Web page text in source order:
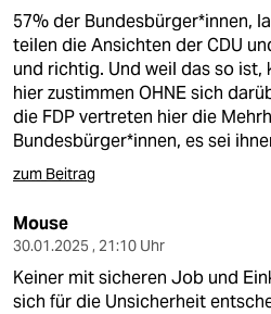
57% der Bundesbürger*innen,
teilen die Ansichten der CDU
und richtig. Und weil das so ist,
hier zustimmen OHNE sich
die FDP vertreten hier die
Bundesbürger*innen, es sei
zum Beitrag
Mouse
30.01.2025 , 21:10 Uhr
Keiner mit sicheren Job und
sich für die Unsicherheit